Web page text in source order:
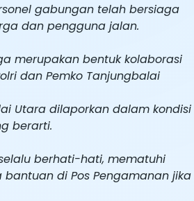
gabungan telah bersiaga
dan pengguna jalan.
merupakan bentuk kolaborasi
dan Pemko Tanjungbalai
Utara dilaporkan dalam kondisi
berarti.
berhati-hati, mematuhi
di Pos Pengamanan jika